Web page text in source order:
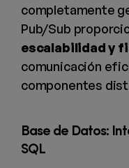
completamente
Pub/Sub
escalabilidad y
comunicación
componentes
Base de Datos:
SQL